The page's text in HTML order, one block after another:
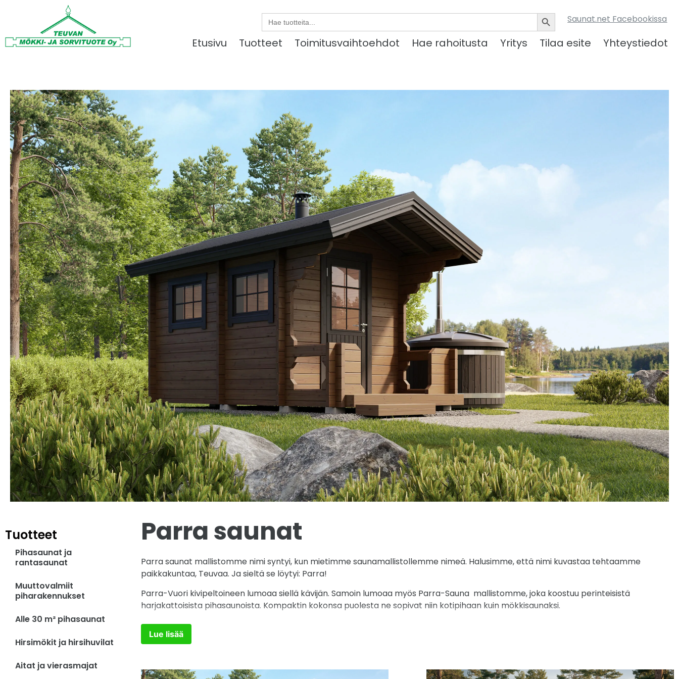
Search
for:
Search Button
Saunat.net Facebookissa
Etusivu Tuotteet Toimitusvaihtoehdot Hae rahoitusta Yritys Tilaa esite Yhteystiedot
Tuotteet
Pihasaunat ja
rantasaunat
Muuttovalmiit
piharakennukset
Alle 30 m² pihasaunat
Hirsimökit ja hirsihuvilat
Aitat ja vierasmajat
Parra saunat
Parra saunat mallistomme nimi syntyi, kun mietimme saunamallistollemme nimeä. Halusimme, että nimi kuvastaa tehtaamme
paikkakuntaa, Teuvaa. Ja sieltä se löytyi: Parra!
Parra-Vuori kivipeltoineen lumoaa siellä kävijän. Samoin lumoaa myös Parra-Sauna mallistomme, joka koostuu perinteisistä
harjakattoisista pihasaunoista. Kompaktin kokonsa puolesta ne sopivat niin kotipihaan kuin mökkisaunaksi.
Lue lisää